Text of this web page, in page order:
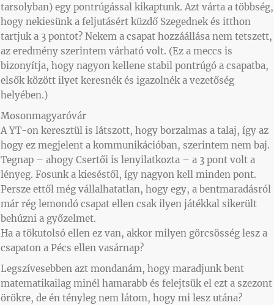
tarsolyban) egy pontrúgással kikaptunk. Azt várta a többség,
hogy nekiesünk a feljutásért küzdő Szegednek és itthon
tartjuk a 3 pontot? Nekem a csapat hozzáállása nem tetszett,
az eredmény szerintem várható volt. (Ez a meccs is
bizonyítja, hogy nagyon kellene stabil pontrúgó a csapatba,
elsők között ilyet keresnék és igazolnék a vezetőség
helyében.)
Mosonmagyaróvár
A YT-on keresztül is látszott, hogy borzalmas a talaj, így az
hogy ez megjelent a kommunikációban, szerintem nem baj.
Tegnap – ahogy Csertői is lenyilatkozta – a 3 pont volt a
lényeg. Fosunk a kieséstől, így nagyon kell minden pont.
Persze ettől még vállalhatatlan, hogy egy, a bentmaradásról
már rég lemondó csapat ellen csak ilyen játékkal sikerült
behúzni a győzelmet.
Ha a tökutolsó ellen ez van, akkor milyen görcsösség lesz a
csapaton a Pécs ellen vasárnap?
Legszívesebben azt mondanám, hogy maradjunk bent
matematikailag minél hamarabb és felejtsük el ezt a szezont
örökre, de én tényleg nem látom, hogy mi lesz utána?